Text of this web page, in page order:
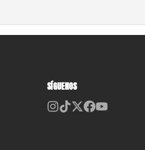
SÍGUENOS